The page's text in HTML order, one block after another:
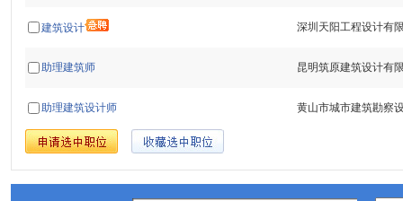
建筑设计 深圳天阳工程设计有
助理建筑师 昆明筑原建筑设计有
助理建筑设计师 黄山市城市建筑勘察